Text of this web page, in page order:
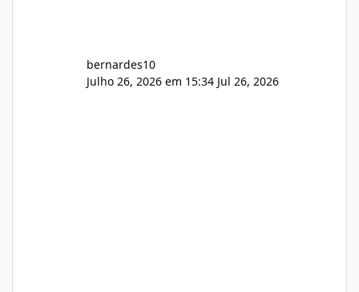
bernardes10
Julho 26, 2026 em 15:34 Jul 26, 2026